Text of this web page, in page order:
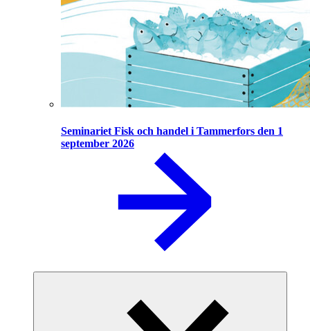
Seminariet Fisk och handel i Tammerfors den 1
september 2026